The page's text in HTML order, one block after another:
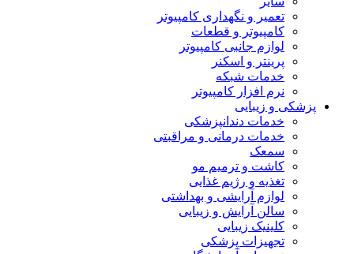
تعمیر و نگهداری کامپیوتر
کامپیوتر و قطعات
لوازم جانبی کامپیوتر
پرینتر و اسکنر
خدمات شبکه
نرم افزار کامپیوتر
پزشکی و زیبایی
خدمات دندانپزشکی
خدمات درمانی و مراقبتی
سمعک
کاشت و ترمیم مو
تغذیه و رژیم غذایی
لوازم آرایشی و بهداشتی
سالن آرایش و زیبایی
کلینیک زیبایی
تجهیزات پزشکی